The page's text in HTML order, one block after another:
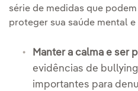
série de medidas que
proteger sua saúde mental
Manter a calma e ser
evidências de
importantes para